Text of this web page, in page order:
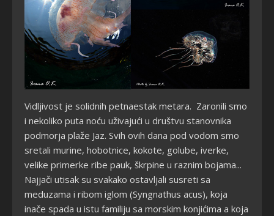
Vidljivost je solidnih petnaestak metara. Zaronili smo
i nekoliko puta noću uživajući u društvu stanovnika
podmorja plaže Jaz. Svih ovih dana pod vodom smo
sretali murine, hobotnice, kokote, golube, iverke,
velike primerke ribe pauk, škrpine u raznim bojama...
Najjači utisak su svakako ostavljali susreti sa
meduzama i ribom iglom (Syngnathus acus), koja
inače spada u istu familiju sa morskim konjićima a koja